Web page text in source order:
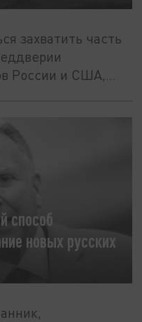
захватить часть
России и США,...
способ
новых русских